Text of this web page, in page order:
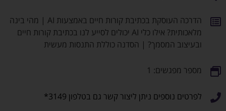
הדרכה העוסקת בכתיבת קורות חיים באמצעות AI | מהי בינה
מלאכותית? אילו כלי AI יכולים לסייע לנו בכתיבת קורות חיים
ובעיצוב המסמך? | הסדנה כוללת התנסות מעשית
מספר מפגשים: 1
לפרטים נוספים ניתן ליצור קשר גם בטלפון 3149*